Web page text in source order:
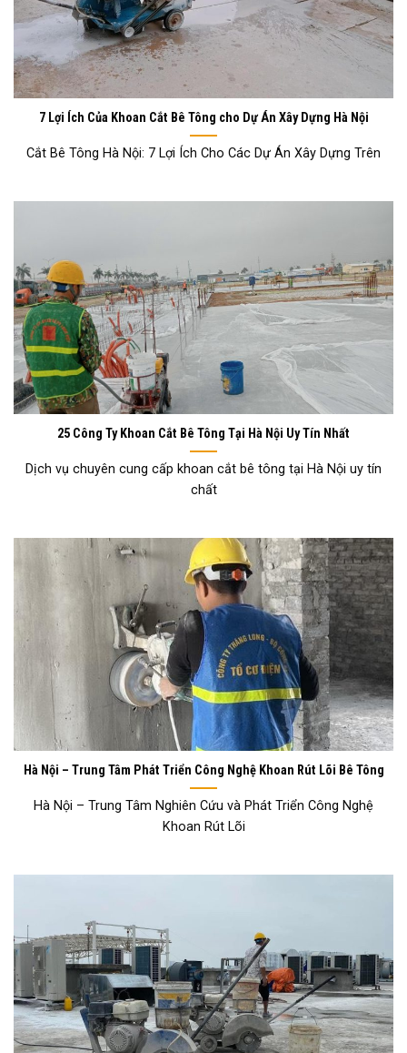
7 Lợi Ích Của Khoan Cắt Bê Tông cho Dự Án Xây Dựng Hà Nội
Cắt Bê Tông Hà Nội: 7 Lợi Ích Cho Các Dự Án Xây Dựng Trên
25 Công Ty Khoan Cắt Bê Tông Tại Hà Nội Uy Tín Nhất
Dịch vụ chuyên cung cấp khoan cắt bê tông tại Hà Nội uy tín
chất
Hà Nội – Trung Tâm Phát Triển Công Nghệ Khoan Rút Lõi Bê Tông
Hà Nội – Trung Tâm Nghiên Cứu và Phát Triển Công Nghệ
Khoan Rút Lõi